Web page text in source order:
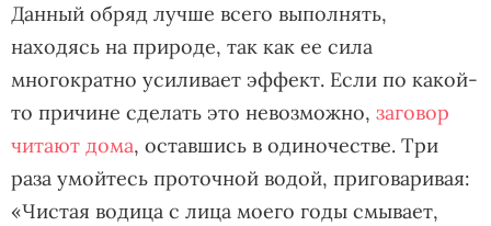
Данный обряд лучше всего выполнять,
находясь на природе, так как ее сила
многократно усиливает эффект. Если по какой-
то причине сделать это невозможно, заговор
читают дома, оставшись в одиночестве. Три
раза умойтесь проточной водой, приговаривая:
«Чистая водица с лица моего годы смывает,